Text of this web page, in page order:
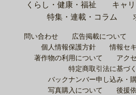
くらし・健康・福祉
キャ
特集・連載・コラム
問い合わせ 広告掲載について
個人情報保護方針
情報セ
著作物の利用について
アク
特定商取引法に基づ
バックナンバー申し込み・
写真購入について
後援